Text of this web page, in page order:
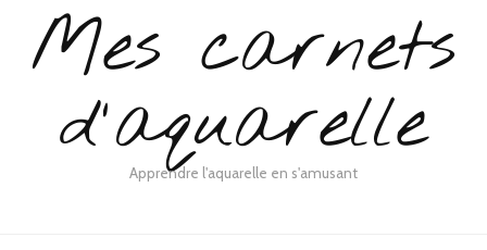
Mes carnets
d'aquarelle
Apprendre l'aquarelle en s'amusant